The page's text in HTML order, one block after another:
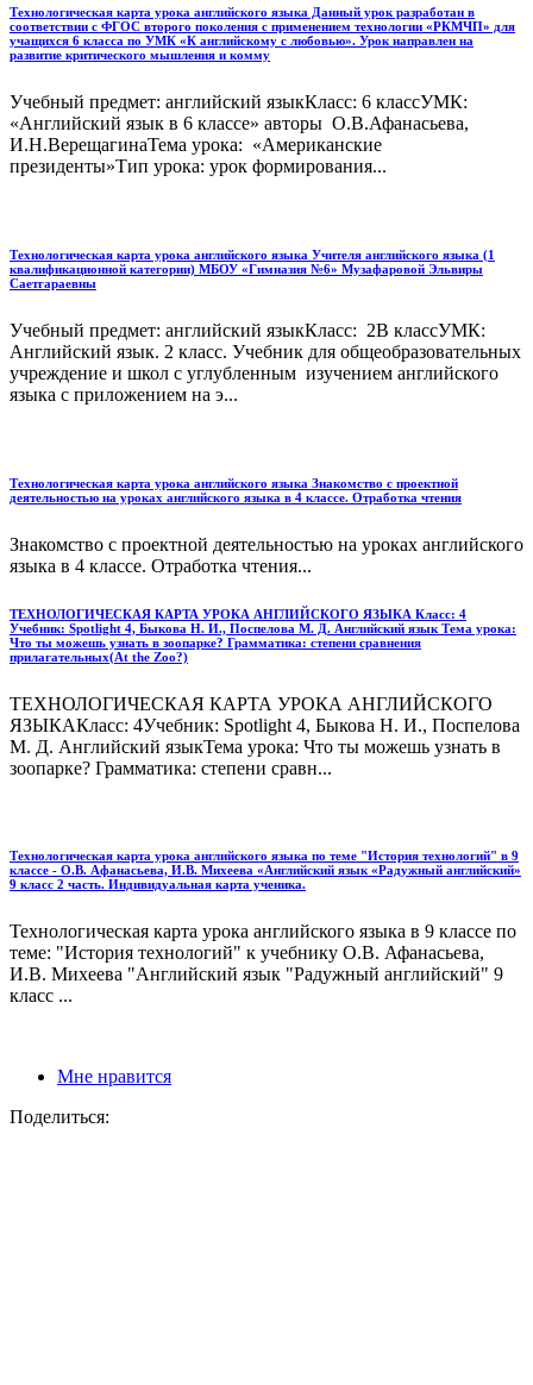
Технологическая карта урока английского языка Данный урок разработан в
соответствии с ФГОС второго поколения с применением технологии «РКМЧП» для
учащихся 6 класса по УМК «К английскому с любовью». Урок направлен на
развитие критического мышления и комму
Учебный предмет: английский языкКласс: 6 классУМК:
«Английский язык в 6 классе» авторы О.В.Афанасьева,
И.Н.ВерещагинаТема урока: «Американские
президенты»Тип урока: урок формирования...
Технологическая карта урока английского языка Учителя английского языка (1
квалификационной категории) МБОУ «Гимназия №6» Музафаровой Эльвиры
Саетгараевны
Учебный предмет: английский языкКласс: 2В классУМК:
Английский язык. 2 класс. Учебник для общеобразовательных
учреждение и школ с углубленным изучением английского
языка с приложением на э...
Технологическая карта урока английского языка Знакомство с проектной
деятельностью на уроках английского языка в 4 классе. Отработка чтения
Знакомство с проектной деятельностью на уроках английского
языка в 4 классе. Отработка чтения...
ТЕХНОЛОГИЧЕСКАЯ КАРТА УРОКА АНГЛИЙСКОГО ЯЗЫКА Класс: 4
Учебник: Spotlight 4, Быкова Н. И., Поспелова М. Д. Английский язык Тема урока:
Что ты можешь узнать в зоопарке? Грамматика: степени сравнения
прилагательных(Аt the Zoo?)
ТЕХНОЛОГИЧЕСКАЯ КАРТА УРОКА АНГЛИЙСКОГО
ЯЗЫКАКласс: 4Учебник: Spotlight 4, Быкова Н. И., Поспелова
М. Д. Английский языкТема урока: Что ты можешь узнать в
зоопарке? Грамматика: степени сравн...
Технологическая карта урока английского языка по теме "История технологий" в 9
классе - О.В. Афанасьева, И.В. Михеева «Английский язык «Радужный английский»
9 класс 2 часть. Индивидуальная карта ученика.
Технологическая карта урока английского языка в 9 классе по
теме: "История технологий" к учебнику О.В. Афанасьева,
И.В. Михеева "Английский язык "Радужный английский" 9
класс ...
Мне нравится
Поделиться: